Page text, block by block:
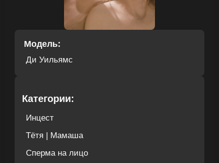
Модель:
Ди Уильямс
Категории:
Инцест
Тётя | Мамаша
Сперма на лицо